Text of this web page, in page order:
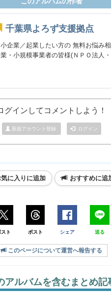
千葉県よろず支援拠点
企業／起業したい方の 無料お悩み
・小規模事業者の皆様(ＮＰＯ法人
グインしてコメントしよう！
新規アカウント登録 ログイン
気に入りに追加 おすすめに追
スト ポスト シェア 送る
このページについて運営へ報告する
アルバムを含むまとめ記